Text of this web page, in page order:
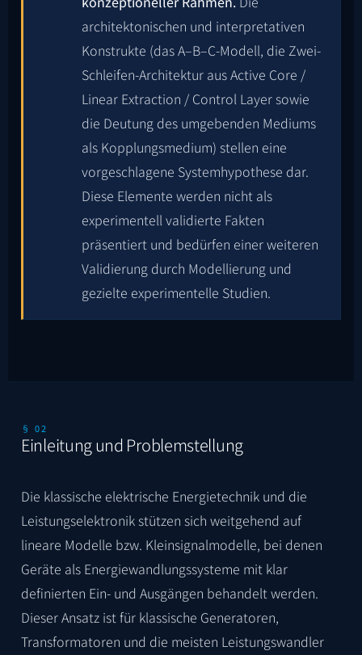
architektonischen und interpretativen
Konstrukte (das A–B–C-Modell, die Zwei-
Schleifen-Architektur aus Active Core /
Linear Extraction / Control Layer sowie
die Deutung des umgebenden Mediums
als Kopplungsmedium) stellen eine
vorgeschlagene Systemhypothese dar.
Diese Elemente werden nicht als
experimentell validierte Fakten
präsentiert und bedürfen einer weiteren
Validierung durch Modellierung und
gezielte experimentelle Studien.
§ 02
Einleitung und Problemstellung
Die klassische elektrische Energietechnik und die
Leistungselektronik stützen sich weitgehend auf
lineare Modelle bzw. Kleinsignalmodelle, bei denen
Geräte als Energiewandlungssysteme mit klar
definierten Ein- und Ausgängen behandelt werden.
Dieser Ansatz ist für klassische Generatoren,
Transformatoren und die meisten Leistungswandler